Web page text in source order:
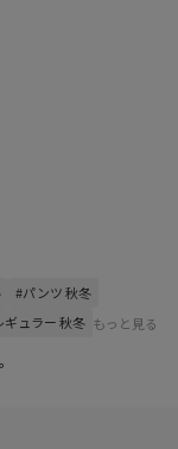
#パンツ 秋冬
ギュラー 秋冬 もっと見る